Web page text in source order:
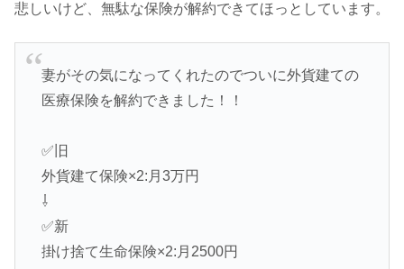
悲しいけど、無駄な保険が解約できてほっとしています。
妻がその気になってくれたのでついに外貨建ての
医療保険を解約できました！！
✅旧
外貨建て保険×2:月3万円
⇩
✅新
掛け捨て生命保険×2:月2500円